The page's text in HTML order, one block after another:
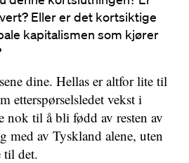
Eller er det kortsiktige
kapitalismen som kjører
dine. Hellas er altfor lite til
etterspørselsledet vekst i
nok til å bli fødd av resten av
med av Tyskland alene, uten
til det.